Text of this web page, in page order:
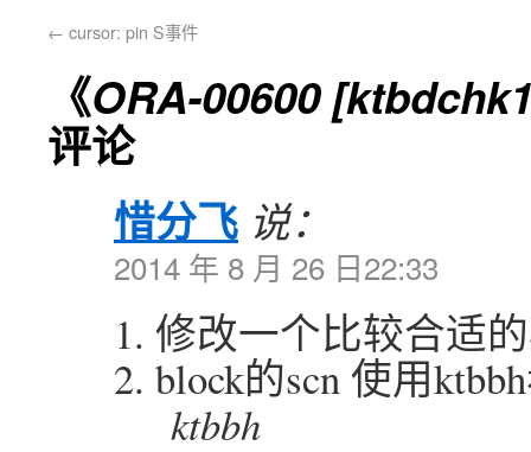
← cursor: pin S事件
《ORA-00600
评论
惜分飞 说：
2014 年 8 月 26 日22:33
1. 修改一个比较合适
2. block的scn 使用
ktbbh